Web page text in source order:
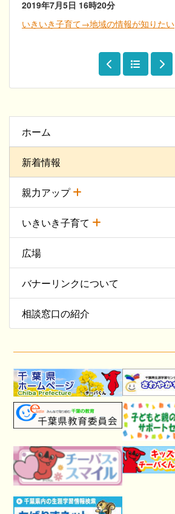
ホーム
新着情報
親力アップ
いきいき子育て
広場
バナーリンクについて
相談窓口の紹介
2019年7月5日 16時20分
いきいき子育て→地域の情報が知りたい